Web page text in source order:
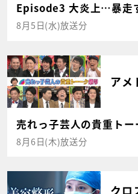
Episode3 大炎上…暴走
8月5日(水)放送分
アメ
売れっ子芸人の貴重ト
8月6日(木)放送分
クロ